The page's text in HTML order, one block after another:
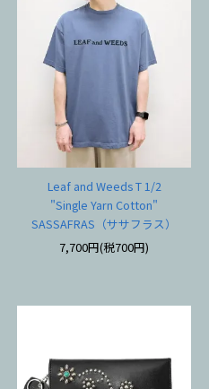
Leaf and Weeds T 1/2
"Single Yarn Cotton"
SASSAFRAS（ササフラス）
7,700円(税700円)